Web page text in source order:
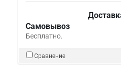
Самовывоз
Бесплатно.
Сравнение